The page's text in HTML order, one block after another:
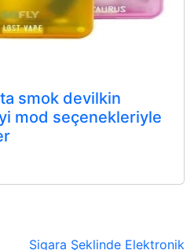
smok devilkin
mod seçenekleriyle
Sigara Şeklinde Elektronik